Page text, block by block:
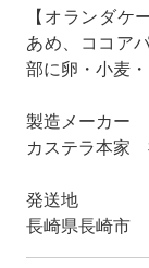
【オランダケ
あめ、ココア
部に卵・小麦
製造メーカー
カステラ本家
発送地
長崎県長崎市